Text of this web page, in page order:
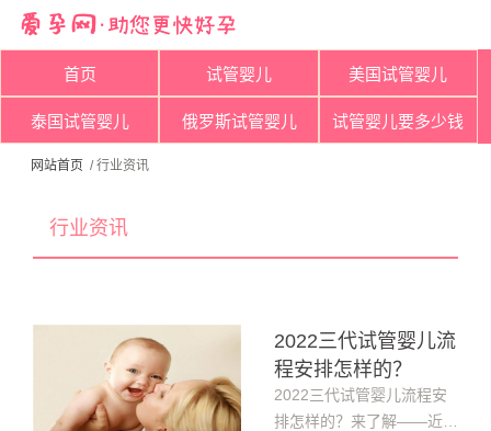
首页 试管婴儿 美国试管婴儿
泰国试管婴儿 俄罗斯试管婴儿 试管婴儿要多少钱
网站首页 / 行业资讯
行业资讯
2022三代试管婴儿流
程安排怎样的？
2022三代试管婴儿流程安
排怎样的？来了解——近年